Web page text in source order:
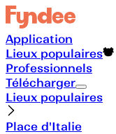
Application
Lieux populaires
Professionnels
Télécharger
Lieux populaires
Place d'Italie